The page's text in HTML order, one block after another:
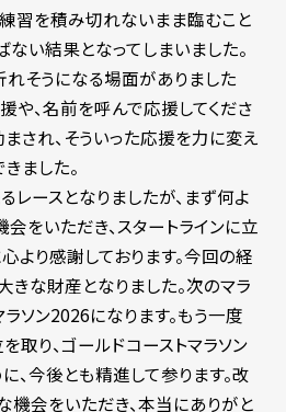
習を積み切れないまま臨むこと
ない結果となってしまいました。
そうになる場面がありました
や、名前を呼んで応援してくださ
され、そういった応援を力に変え
ました。
レースとなりましたが、まず何よ
会をいただき、スタートラインに立
より感謝しております。今回の経
きな財産となりました。次のマラ
ソン2026になります。もう一度
り、ゴールドコーストマラソン
、今後とも精進して参ります。改
機会をいただき、本当にありがと